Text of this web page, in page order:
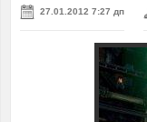
27.01.2012 7:27 дп